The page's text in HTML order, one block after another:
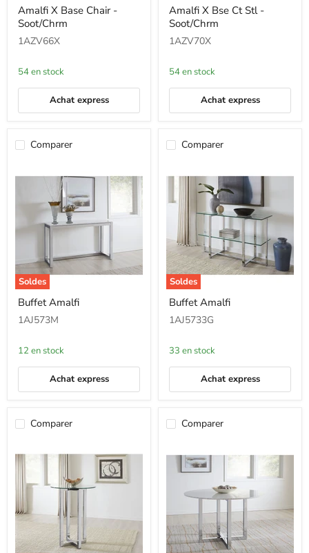
X
Base
Chair
Amalfi X Base Chair -
Soot/Chrm
1AZV66X
54 en stock
Achat express
X
Bse
Ct
Stl
Soot/Chrm
Amalfi X Bse Ct Stl -
Soot/Chrm
1AZV70X
54 en stock
Achat express
Comparer
Soldes
Buffet
Amalfi
Buffet Amalfi
1AJ573M
12 en stock
Achat express
Comparer
Soldes
Buffet
Amalfi
Buffet Amalfi
1AJ5733G
33 en stock
Achat express
Comparer Comparer